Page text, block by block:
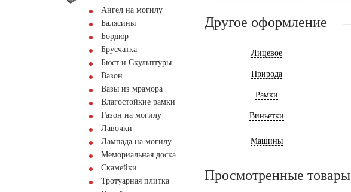
Ангел на могилу
Балясины
Бордюр
Брусчатка
Бюст и Скульптуры
Вазон
Вазы из мрамора
Влагостойкие рамки
Газон на могилу
Лавочки
Лампада на могилу
Мемориальная доска
Скамейки
Тротуарная плитка
Другое оформление
Лицевое
Природа
Рамки
Виньетки
Машины
Просмотренные товары